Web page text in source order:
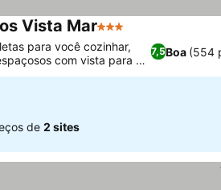
Vista Mar3 Estrelas
7,5Boa (554
para você cozinhar,
com vista para o
de 2 sites